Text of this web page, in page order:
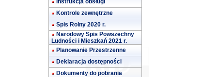
Instrukcja obsługi
Kontrole zewnętrzne
Spis Rolny 2020 r.
Narodowy Spis Powszechny
Ludności i Mieszkań 2021 r.
Planowanie Przestrzenne
Deklaracja dostępności
Dokumenty do pobrania